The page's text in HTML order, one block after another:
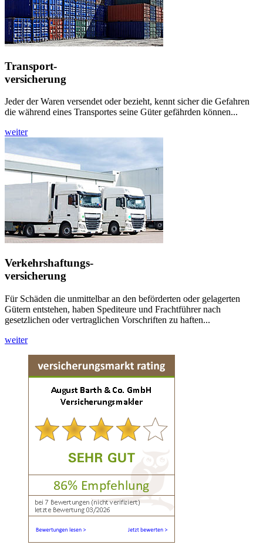
Transport-
versicherung
Jeder der Waren versendet oder bezieht, kennt sicher die Gefahren
die während eines Transportes seine Güter gefährden können...
weiter
Verkehrshaftungs-
versicherung
Für Schäden die unmittelbar an den beförderten oder gelagerten
Gütern entstehen, haben Spediteure und Frachtführer nach
gesetzlichen oder vertraglichen Vorschriften zu haften...
weiter